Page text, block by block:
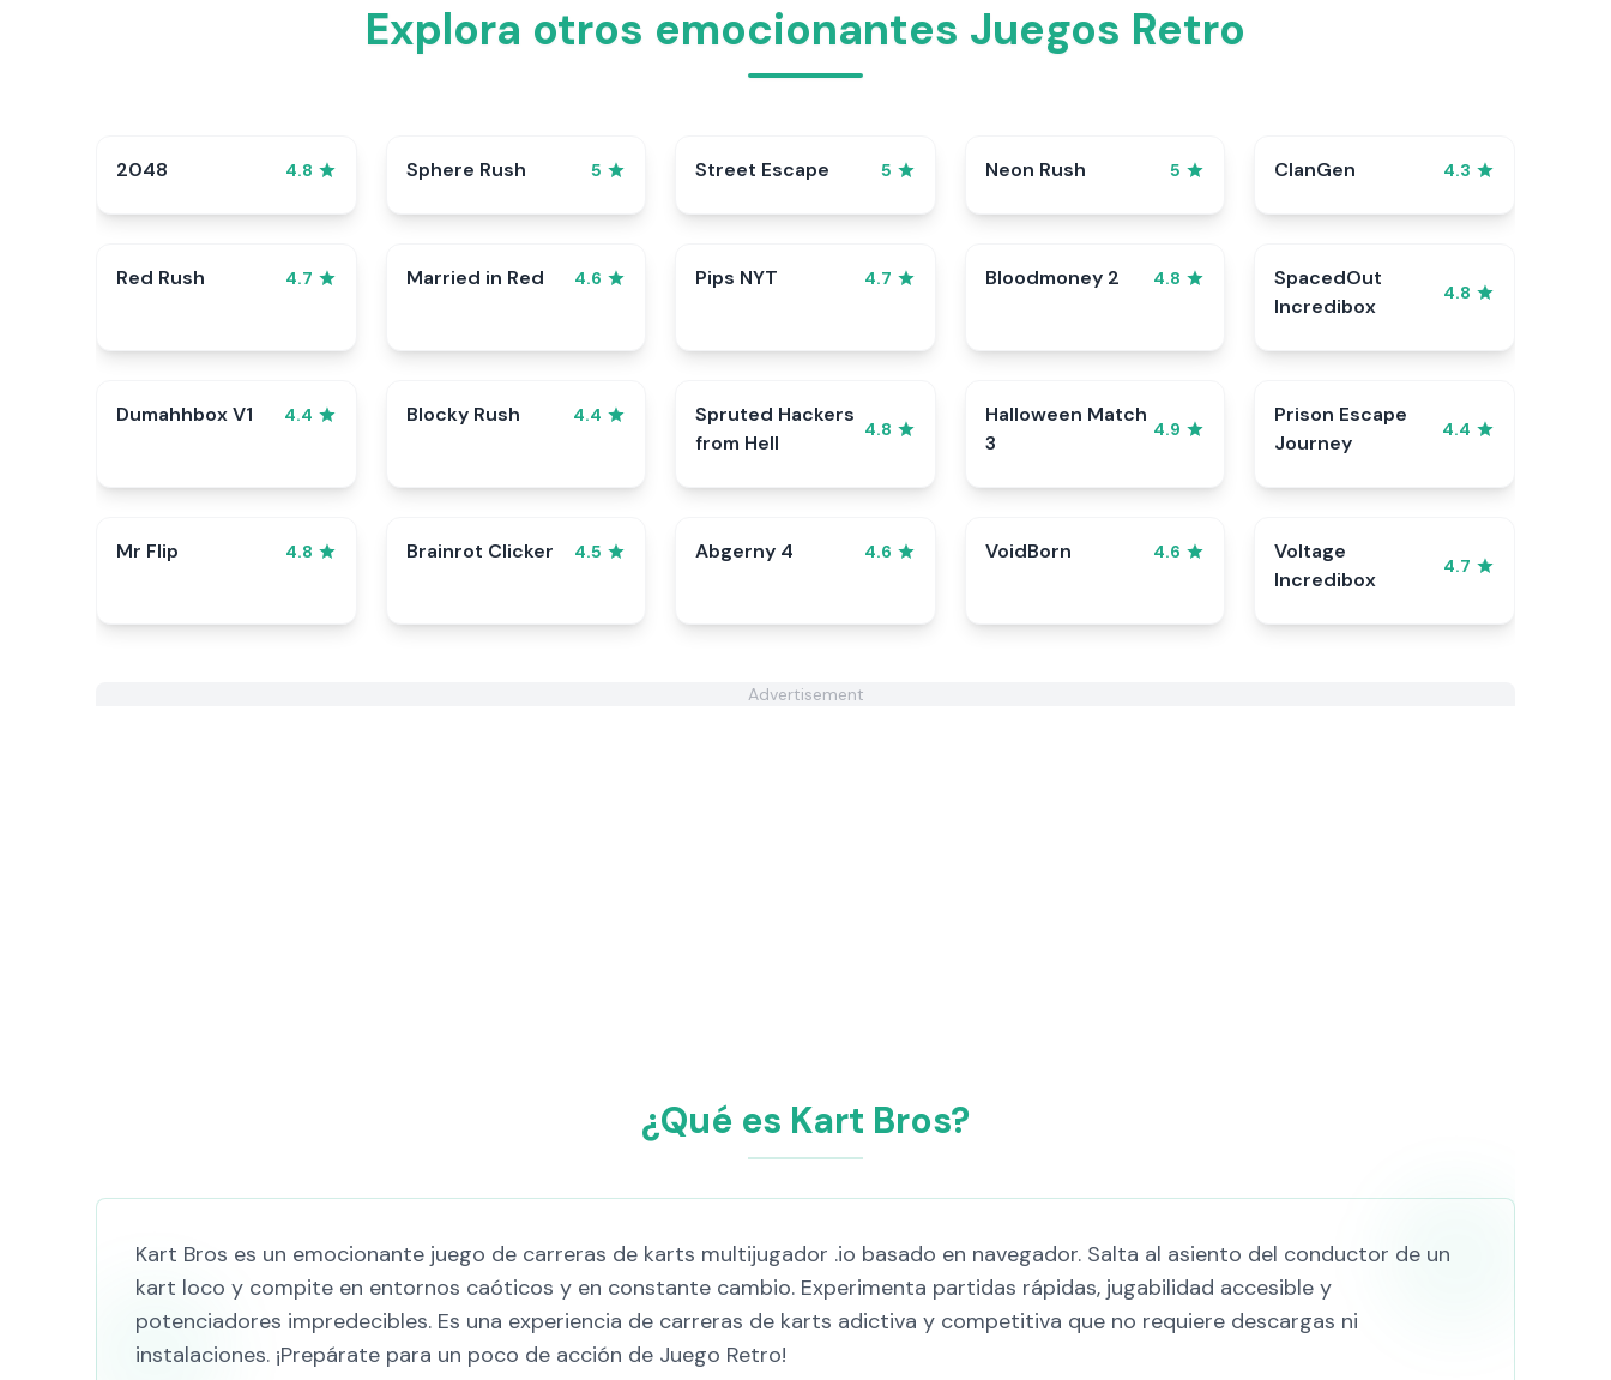
Explora otros emocionantes Juegos Retro
2048 4.8 Sphere Rush 5 Street Escape 5 Neon Rush 5 ClanGen 4.3
Red Rush 4.7 Married in Red 4.6 Pips NYT 4.7 Bloodmoney 2 4.8
SpacedOut
Incredibox
4.8
Dumahhbox V1 4.4 Blocky Rush 4.4
Spruted Hackers
from Hell
4.8
Halloween Match
3
4.9
Prison Escape
Journey
4.4
Mr Flip 4.8 Brainrot Clicker 4.5 Abgerny 4 4.6 VoidBorn 4.6
Voltage
Incredibox
4.7
Advertisement
¿Qué es Kart Bros?
Kart Bros es un emocionante juego de carreras de karts multijugador .io basado en navegador. Salta al asiento del conductor de un
kart loco y compite en entornos caóticos y en constante cambio. Experimenta partidas rápidas, jugabilidad accesible y
potenciadores impredecibles. Es una experiencia de carreras de karts adictiva y competitiva que no requiere descargas ni
instalaciones. ¡Prepárate para un poco de acción de Juego Retro!